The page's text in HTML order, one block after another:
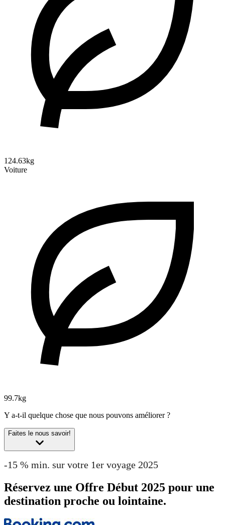
124.63kg
Voiture
99.7kg
Y a-t-il quelque chose que nous pouvons améliorer ?
Faites le nous savoir!
-15 % min. sur votre 1er voyage 2025
Réservez une Offre Début 2025 pour une
destination proche ou lointaine.